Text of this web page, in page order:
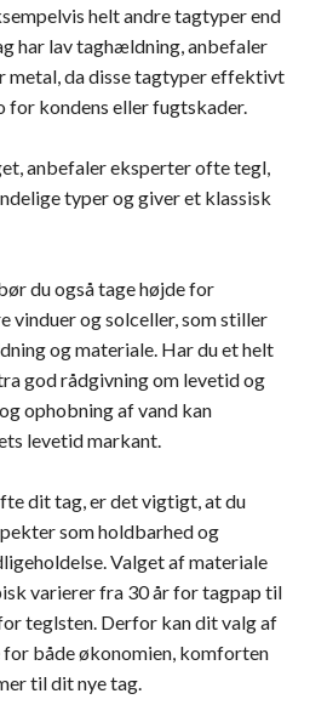
helt andre tagtyper end
har lav taghældning, anbefaler
da disse tagtyper effektivt
for kondens eller fugtskader.
anbefaler eksperter ofte tegl,
typer og giver et klassisk
du også tage højde for
vinduer og solceller, som stiller
og materiale. Har du et helt
god rådgivning om levetid og
ophobning af vand kan
levetid markant.
dit tag, er det vigtigt, at du
som holdbarhed og
Valget af materiale
varierer fra 30 år for tagpap til
teglsten. Derfor kan dit valg af
både økonomien, komforten
til dit nye tag.